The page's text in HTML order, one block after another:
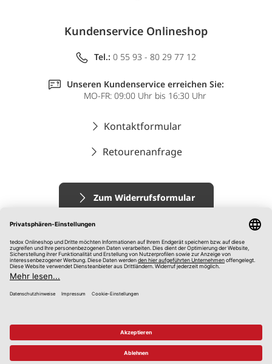
Kundenservice Onlineshop
Tel.: 0 55 93 - 80 29 77 12
Unseren Kundenservice erreichen Sie:
MO-FR: 09:00 Uhr bis 16:30 Uhr
Kontaktformular
Retourenanfrage
Zum Widerrufsformular
© 2026 tedox KG
Impressum
AGB
Datenschutz
Hinweisgebersystem